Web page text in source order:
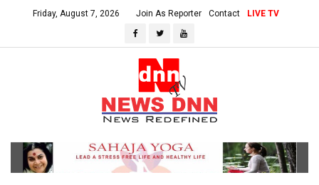
Friday, August 7, 2026 Join As Reporter Contact LIVE TV